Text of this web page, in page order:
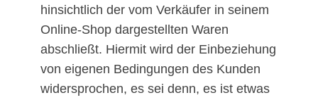
hinsichtlich der vom Verkäufer in seinem
Online-Shop dargestellten Waren
abschließt. Hiermit wird der Einbeziehung
von eigenen Bedingungen des Kunden
widersprochen, es sei denn, es ist etwas